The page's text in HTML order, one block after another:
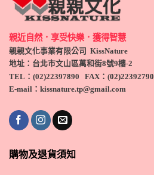
親近自然．享受快樂．獲得智慧
親親文化事業有限公司 KissNature
地址：台北市文山區萬和街8號9樓-2
TEL ：(02)22397890 FAX：(02)22392790
E-mail：kissnature.tp@gmail.com
購物及退貨須知